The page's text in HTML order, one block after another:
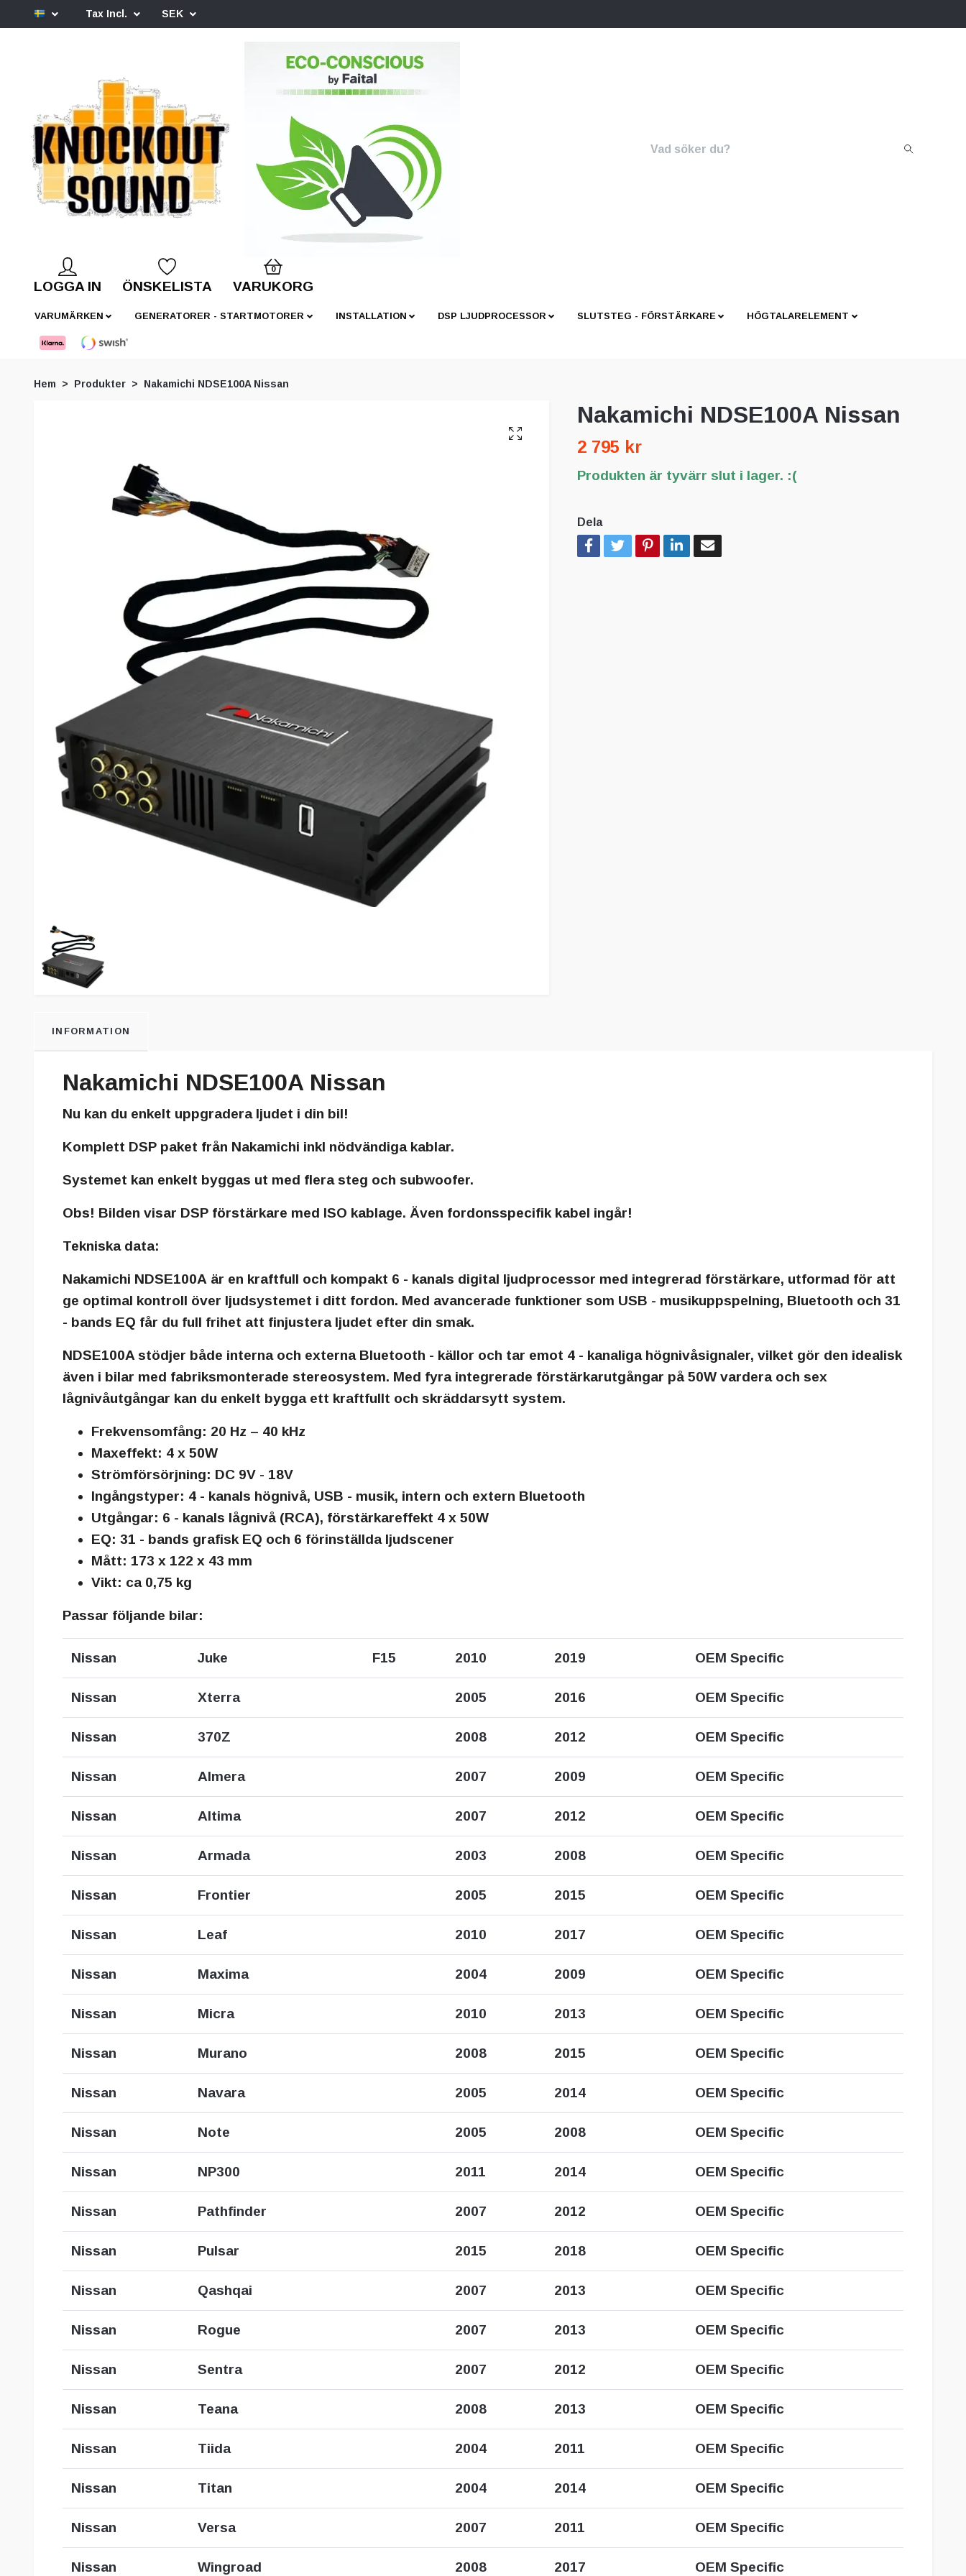
Tax Incl. SEK
LOGGA IN ÖNSKELISTA
0
VARUKORG
VARUMÄRKEN GENERATORER - STARTMOTORER INSTALLATION DSP LJUDPROCESSOR SLUTSTEG - FÖRSTÄRKARE HÖGTALARELEMENT
Hem Produkter Nakamichi NDSE100A Nissan
Nakamichi NDSE100A Nissan
2 795 kr
Produkten är tyvärr slut i lager. :(
Dela
INFORMATION
Nakamichi NDSE100A Nissan
Nu kan du enkelt uppgradera ljudet i din bil!
Komplett DSP paket från Nakamichi inkl nödvändiga kablar.
Systemet kan enkelt byggas ut med flera steg och subwoofer.
Obs! Bilden visar DSP förstärkare med ISO kablage. Även fordonsspecifik kabel ingår!
Tekniska data:
Nakamichi NDSE100A är en kraftfull och kompakt 6 - kanals digital ljudprocessor med integrerad förstärkare, utformad för att
ge optimal kontroll över ljudsystemet i ditt fordon. Med avancerade funktioner som USB - musikuppspelning, Bluetooth och 31
- bands EQ får du full frihet att finjustera ljudet efter din smak.
NDSE100A stödjer både interna och externa Bluetooth - källor och tar emot 4 - kanaliga högnivåsignaler, vilket gör den idealisk
även i bilar med fabriksmonterade stereosystem. Med fyra integrerade förstärkarutgångar på 50W vardera och sex
lågnivåutgångar kan du enkelt bygga ett kraftfullt och skräddarsytt system.
Frekvensomfång: 20 Hz – 40 kHz
Maxeffekt: 4 x 50W
Strömförsörjning: DC 9V - 18V
Ingångstyper: 4 - kanals högnivå, USB - musik, intern och extern Bluetooth
Utgångar: 6 - kanals lågnivå (RCA), förstärkareffekt 4 x 50W
EQ: 31 - bands grafisk EQ och 6 förinställda ljudscener
Mått: 173 x 122 x 43 mm
Vikt: ca 0,75 kg
Passar följande bilar:
Nissan Juke F15 2010 2019 OEM Specific
Nissan Xterra 2005 2016 OEM Specific
Nissan 370Z 2008 2012 OEM Specific
Nissan Almera 2007 2009 OEM Specific
Nissan Altima 2007 2012 OEM Specific
Nissan Armada 2003 2008 OEM Specific
Nissan Frontier 2005 2015 OEM Specific
Nissan Leaf 2010 2017 OEM Specific
Nissan Maxima 2004 2009 OEM Specific
Nissan Micra 2010 2013 OEM Specific
Nissan Murano 2008 2015 OEM Specific
Nissan Navara 2005 2014 OEM Specific
Nissan Note 2005 2008 OEM Specific
Nissan NP300 2011 2014 OEM Specific
Nissan Pathfinder 2007 2012 OEM Specific
Nissan Pulsar 2015 2018 OEM Specific
Nissan Qashqai 2007 2013 OEM Specific
Nissan Rogue 2007 2013 OEM Specific
Nissan Sentra 2007 2012 OEM Specific
Nissan Teana 2008 2013 OEM Specific
Nissan Tiida 2004 2011 OEM Specific
Nissan Titan 2004 2014 OEM Specific
Nissan Versa 2007 2011 OEM Specific
Nissan Wingroad 2008 2017 OEM Specific